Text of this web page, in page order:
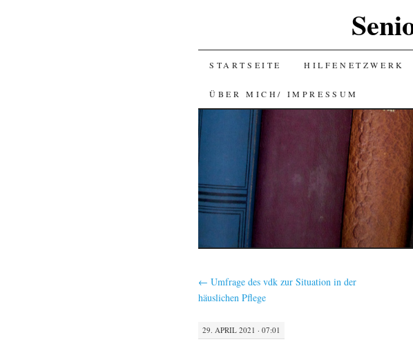
SKIP
TO
CONTENT
STARTSEITE HILFENETZWERK
ÜBER MICH/ IMPRESSUM
← Umfrage des vdk zur Situation in der
häuslichen Pflege
29. APRIL 2021 · 07:01